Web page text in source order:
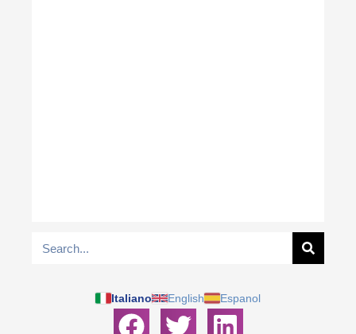
Italiano English Espanol